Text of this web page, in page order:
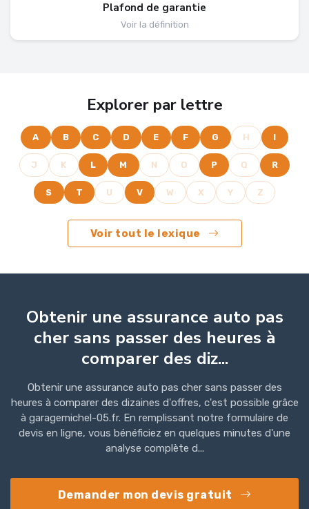
Plafond de garantie
Voir la définition
Explorer par lettre
A B C D E F G H I
J K L M N O P Q R
S T U V W X Y Z
Voir tout le lexique
Obtenir une assurance auto pas
cher sans passer des heures à
comparer des diz...
Obtenir une assurance auto pas cher sans passer des
heures à comparer des dizaines d'offres, c'est possible grâce
à garagemichel-05.fr. En remplissant notre formulaire de
devis en ligne, vous bénéficiez en quelques minutes d'une
analyse complète d...
Demander mon devis gratuit